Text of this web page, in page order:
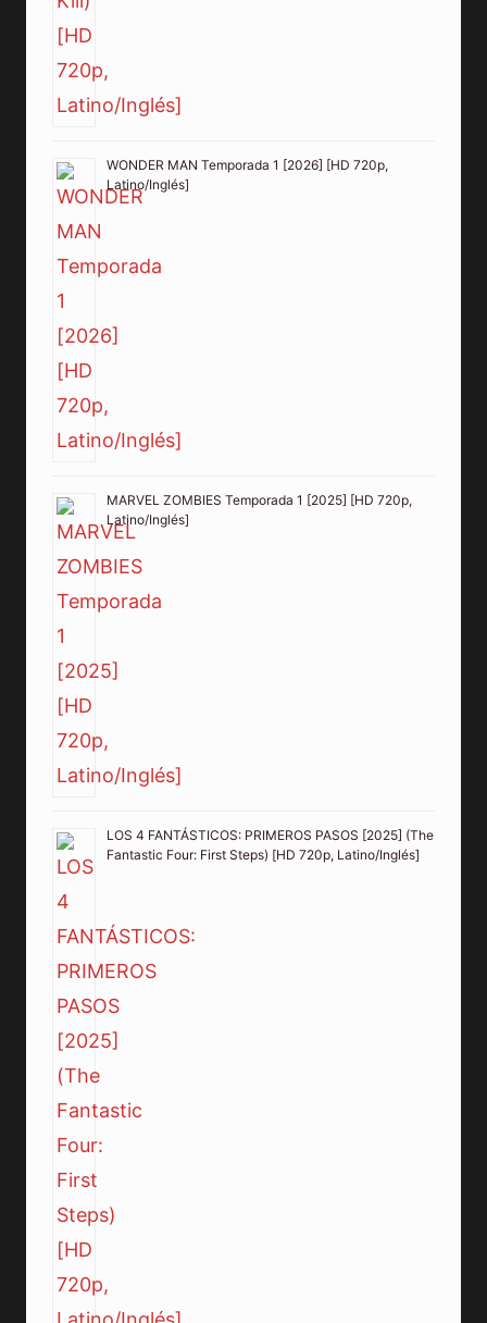
WONDER MAN Temporada 1 [2026] [HD 720p,
Latino/Inglés]
MARVEL ZOMBIES Temporada 1 [2025] [HD 720p,
Latino/Inglés]
LOS 4 FANTÁSTICOS: PRIMEROS PASOS [2025] (The
Fantastic Four: First Steps) [HD 720p, Latino/Inglés]